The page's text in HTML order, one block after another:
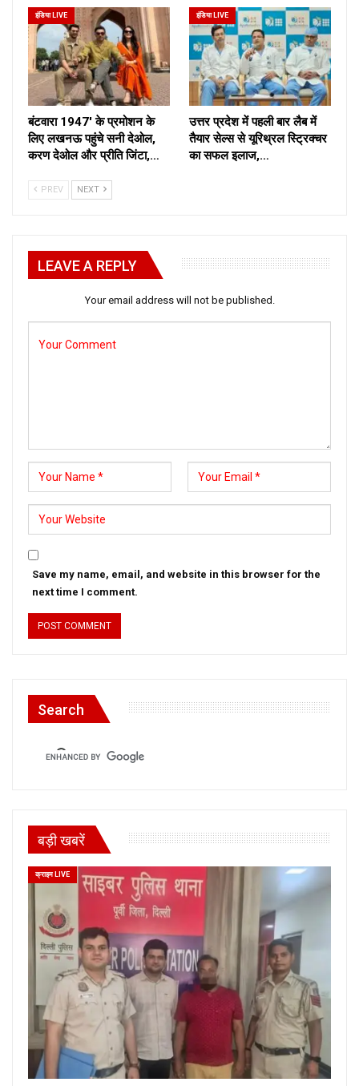
इंडिया LIVE
बंटवारा 1947′ के प्रमोशन के
लिए लखनऊ पहुंचे सनी देओल,
करण देओल और प्रीति जिंटा,…
इंडिया LIVE
उत्तर प्रदेश में पहली बार लैब में
तैयार सेल्स से यूरिथ्रल स्ट्रिक्चर
का सफल इलाज,…
PREV NEXT
LEAVE A REPLY
Your email address will not be published.
Save my name, email, and website in this browser for the
next time I comment.
Search
बड़ी खबरें
क्राइम LIVE